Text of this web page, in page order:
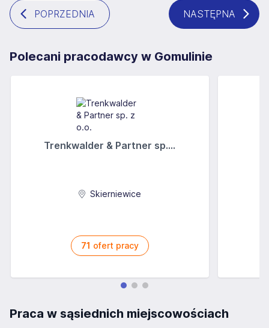
POPRZEDNIA NASTĘPNA
Polecani pracodawcy w Gomulinie
Trenkwalder & Partner sp....
Skierniewice
71 ofert pracy
Praca w sąsiednich miejscowościach